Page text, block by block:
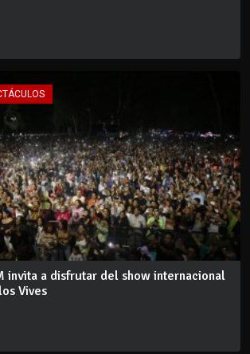
invita a disfrutar del show internacional
Vives